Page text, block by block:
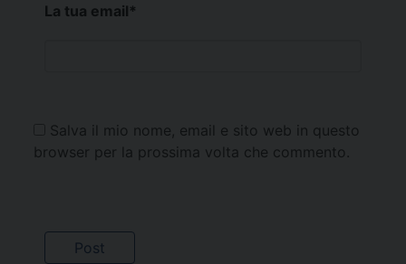
La tua email*
Salva il mio nome, email e sito web in questo
browser per la prossima volta che commento.